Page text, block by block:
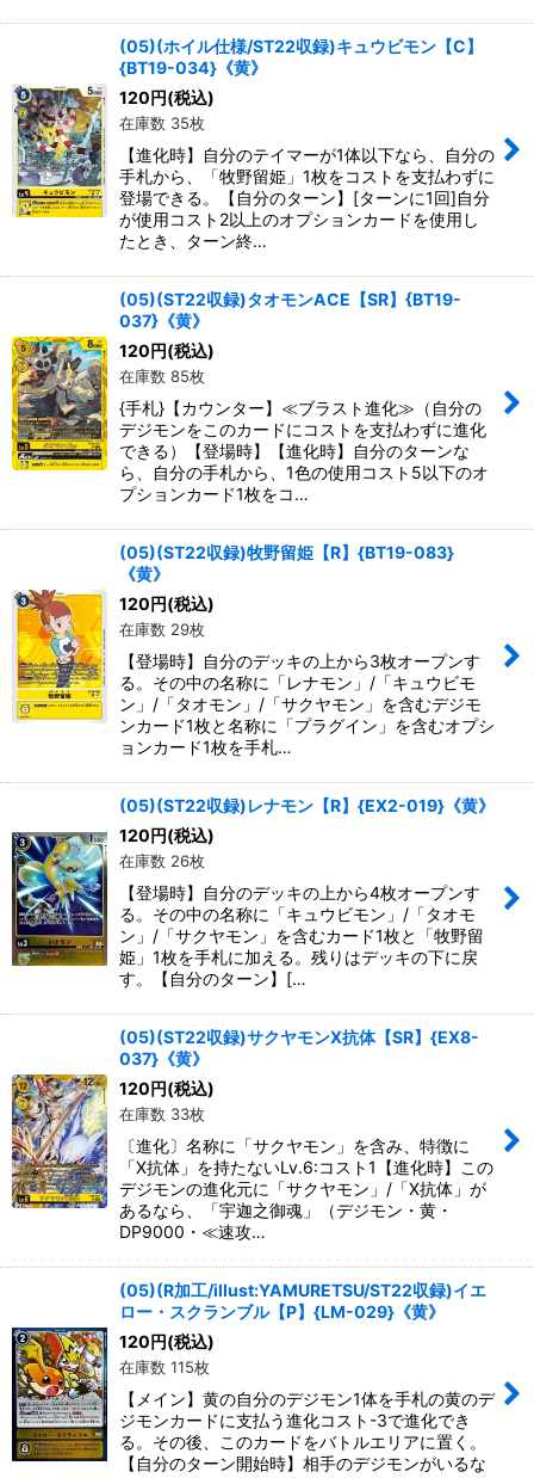
(05)(ホイル仕様/ST22収録)キュウビモン【C】
{BT19-034}《黄》
120 円(税込)
在庫数 35枚
【進化時】自分のテイマーが1体以下なら、自分の
手札から、「牧野留姫」1枚をコストを支払わずに
登場できる。【自分のターン】[ターンに1回]自分
が使用コスト2以上のオプションカードを使用し
たとき、ターン終…
(05)(ST22収録)タオモンACE【SR】{BT19-
037}《黄》
120 円(税込)
在庫数 85枚
{手札}【カウンター】≪ブラスト進化≫（自分の
デジモンをこのカードにコストを支払わずに進化
できる）【登場時】【進化時】自分のターンな
ら、自分の手札から、1色の使用コスト5以下のオ
プションカード1枚をコ…
(05)(ST22収録)牧野留姫【R】{BT19-083}
《黄》
120 円(税込)
在庫数 29枚
【登場時】自分のデッキの上から3枚オープンす
る。その中の名称に「レナモン」/「キュウビモ
ン」/「タオモン」/「サクヤモン」を含むデジモ
ンカード1枚と名称に「プラグイン」を含むオプシ
ョンカード1枚を手札…
(05)(ST22収録)レナモン【R】{EX2-019}《黄》
120 円(税込)
在庫数 26枚
【登場時】自分のデッキの上から4枚オープンす
る。その中の名称に「キュウビモン」/「タオモ
ン」/「サクヤモン」を含むカード1枚と「牧野留
姫」1枚を手札に加える。残りはデッキの下に戻
す。【自分のターン】[…
(05)(ST22収録)サクヤモンX抗体【SR】{EX8-
037}《黄》
120 円(税込)
在庫数 33枚
〔進化〕名称に「サクヤモン」を含み、特徴に
「X抗体」を持たないLv.6:コスト1【進化時】この
デジモンの進化元に「サクヤモン」/「X抗体」が
あるなら、「宇迦之御魂」（デジモン・黄・
DP9000・≪速攻…
(05)(R加工/illust:YAMURETSU/ST22収録)イエ
ロー・スクランブル【P】{LM-029}《黄》
120 円(税込)
在庫数 115枚
【メイン】黄の自分のデジモン1体を手札の黄のデ
ジモンカードに支払う進化コスト-3で進化でき
る。その後、このカードをバトルエリアに置く。
【自分のターン開始時】相手のデジモンがいるな